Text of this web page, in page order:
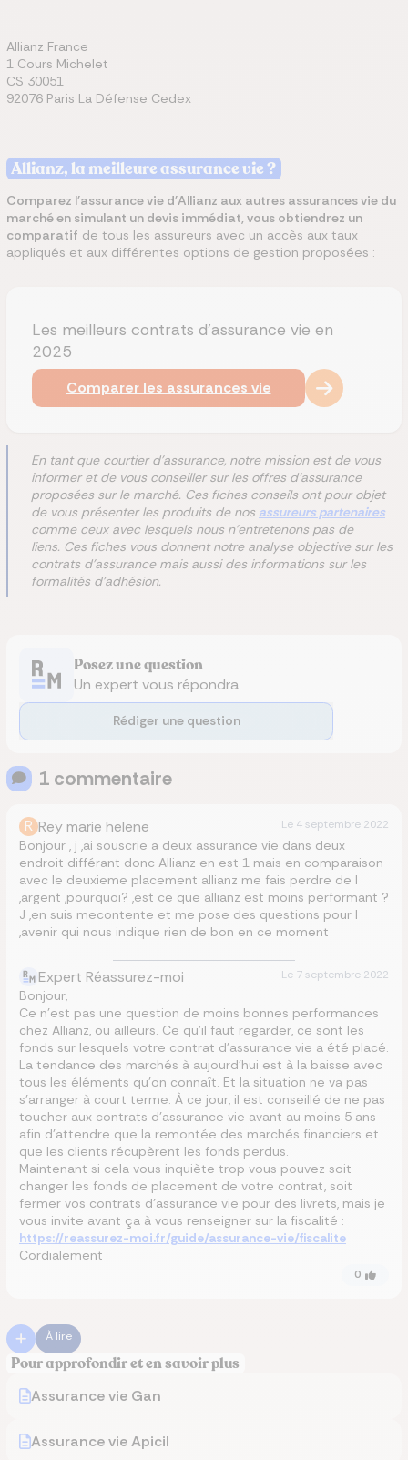
Allianz France
1 Cours Michelet
CS 30051
92076 Paris La Défense Cedex
Allianz, la meilleure assurance vie ?
Comparez l'assurance vie d'Allianz aux autres assurances vie du
marché en simulant un devis immédiat, vous obtiendrez un
comparatif de tous les assureurs avec un accès aux taux
appliqués et aux différentes options de gestion proposées :
Les meilleurs contrats d'assurance vie en
2025
Comparer les assurances vie
En tant que courtier d'assurance, notre mission est de vous
informer et de vous conseiller sur les offres d'assurance
proposées sur le marché. Ces fiches conseils ont pour objet
de vous présenter les produits de nos assureurs partenaires
comme ceux avec lesquels nous n'entretenons pas de
liens. Ces fiches vous donnent notre analyse objective sur les
contrats d'assurance mais aussi des informations sur les
formalités d'adhésion.
Posez une question
Un expert vous répondra
Rédiger une question
1 commentaire
R Rey marie helene Le 4 septembre 2022
Bonjour , j ,ai souscrie a deux assurance vie dans deux
endroit différant donc Allianz en est 1 mais en comparaison
avec le deuxieme placement allianz me fais perdre de l
,argent ,pourquoi? ,est ce que allianz est moins performant ?
J ,en suis mecontente et me pose des questions pour l
,avenir qui nous indique rien de bon en ce moment
Expert Réassurez-moi Le 7 septembre 2022
Bonjour,
Ce n’est pas une question de moins bonnes performances
chez Allianz, ou ailleurs. Ce qu’il faut regarder, ce sont les
fonds sur lesquels votre contrat d’assurance vie a été placé.
La tendance des marchés à aujourd’hui est à la baisse avec
tous les éléments qu’on connaît. Et la situation ne va pas
s’arranger à court terme. À ce jour, il est conseillé de ne pas
toucher aux contrats d’assurance vie avant au moins 5 ans
afin d’attendre que la remontée des marchés financiers et
que les clients récupèrent les fonds perdus.
Maintenant si cela vous inquiète trop vous pouvez soit
changer les fonds de placement de votre contrat, soit
fermer vos contrats d’assurance vie pour des livrets, mais je
vous invite avant ça à vous renseigner sur la fiscalité :
https://reassurez-moi.fr/guide/assurance-vie/fiscalite
Cordialement
0
À lire
Pour approfondir et en savoir plus
Assurance vie Gan
Assurance vie Apicil